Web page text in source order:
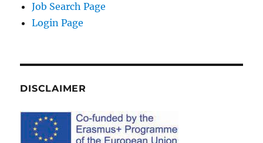
Job Search Page
Login Page
DISCLAIMER